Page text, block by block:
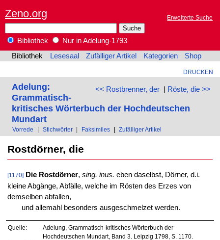
Zeno.org Erweiterte Suche
Bibliothek
Nur in Adelung-1793
Bibliothek
Lesesaal Zufälliger Artikel Kategorien Shop
DRUCKEN
<< Rostbrenner, der| Röste, die >>
Adelung:
Grammatisch-
kritisches Wörterbuch der Hochdeutschen
Mundart
Vorrede Stichwörter Faksimiles Zufälliger Artikel
Rostdörner, die
[1170] Die Rostdörner, sing. inus. eben daselbst, Dörner, d.i.
kleine Abgänge, Abfälle, welche im Rösten des Erzes von
demselben abfallen,
und allemahl besonders ausgeschmelzet werden.
Quelle:
Adelung, Grammatisch-kritisches Wörterbuch der
Hochdeutschen Mundart, Band 3. Leipzig 1798, S. 1170.